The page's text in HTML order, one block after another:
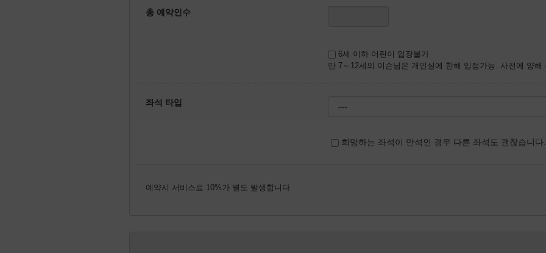
총 예약인수
6세 이하 어린이 입장불가
만 7～12세의 이손님은 개인실에 한해 입점가능. 사전에 양해
좌석 타입
희망하는 좌석이 만석인 경우 다른 좌석도 괜찮습니다.
예약시 서비스료 10%가 별도 발생합니다.